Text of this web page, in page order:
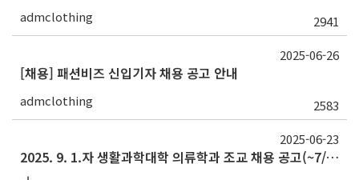
admclothing 2941
[채용] 패션비즈 신입기자 채용 공고 안내
admclothing 2583
2025-06-26
2025. 9. 1.자 생활과학대학 의류학과 조교 채용 공고(~7/11)
2025-06-23